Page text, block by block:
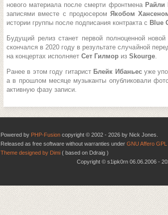
нового материала после смерти фронтмена Райли
записями вместе с продюсером Якобом
истории группы после подписания контракта с Blue
Будущий релиз станет первой полноценной
скончался в 2020 году в результате случайной
на концертах исполняет Сет Гилмор из Skourge.
Ранее в этом году гитарист Блейк Ибаньесуже
а в прошлом месяце музыканты опубликовали
активную фазу записи.
Powered by PHP-Fusion copyright © 2002 - 2026 by Nick Jones.
Released as free software without warranties under GNU Affero GPL
Theme designed by Dimi ( based on Ddraig )
Copyright © s1ipk0rn 06.06.2006 -